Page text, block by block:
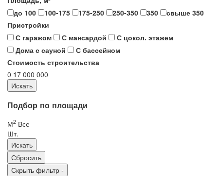
до 100
100-175 175-250 250-350 350
свыше 350
Пристройки
С гаражом
С мансардой
С цокол. этажем
Дома с сауной
С бассейном
Стоимость строительства
0 17 000 000
Подбор по площади
М2 Все
Шт.
Скрыть фильтр -